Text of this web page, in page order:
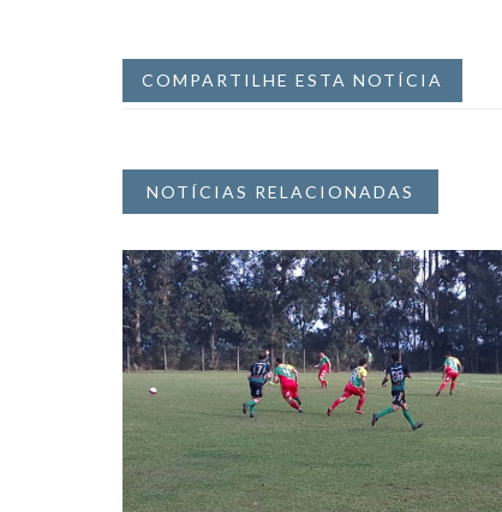
COMPARTILHE ESTA NOTÍCIA
NOTÍCIAS RELACIONADAS